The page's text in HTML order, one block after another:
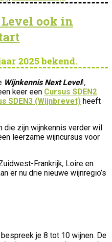
ook in
2025 bekend.
Wijnkennis Next Level!,
keer een Cursus SDEN2
SDEN3 (Wijnbrevet) heeft
die zijn wijnkennis verder wil
leerzame wijncursus voor
Frankrijk, Loire en
er nu drie nieuwe wijnregio’s
je 8 tot 10 wijnen. De